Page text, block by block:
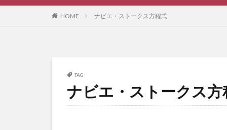
HOME ナビエ・ストークス方程式
TAG
ナビエ・ストークス方